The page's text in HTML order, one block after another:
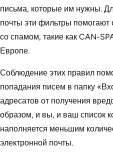
письма, которые им нужны.
почты эти фильтры помогают
со спамом, такие как CAN-
Европе.
Соблюдение этих правил
попадания писем в папку
адресатов от получения
образом, и вы, и ваш список
наполняется меньшим
электронной почты.